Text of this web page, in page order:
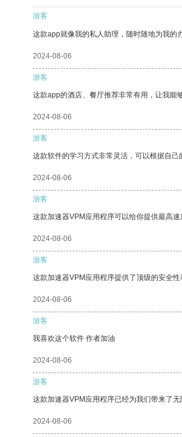
游客
这款app就像我的私人助理，随时随地为我的
2024-08-06
游客
这款app的酒店、餐厅推荐非常有用，让我能
2024-08-06
游客
这款软件的学习方式非常灵活，可以根据自己
2024-08-06
游客
这款加速器VPM应用程序可以给你提供最高
2024-08-06
游客
这款加速器VPM应用程序提供了顶级的安全性
2024-08-06
游客
我喜欢这个软件 作者加油
2024-08-06
游客
这款加速器VPM应用程序已经为我们带来了无
2024-08-06